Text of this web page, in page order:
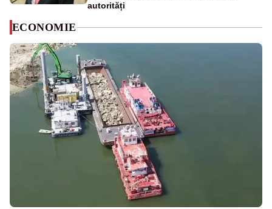
autorități
ECONOMIE